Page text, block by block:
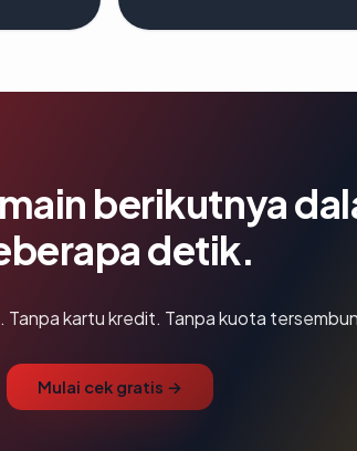
berikutnya
detik.
Tanpa kartu kredit. Tanpa kuota
Mulai cek gratis →